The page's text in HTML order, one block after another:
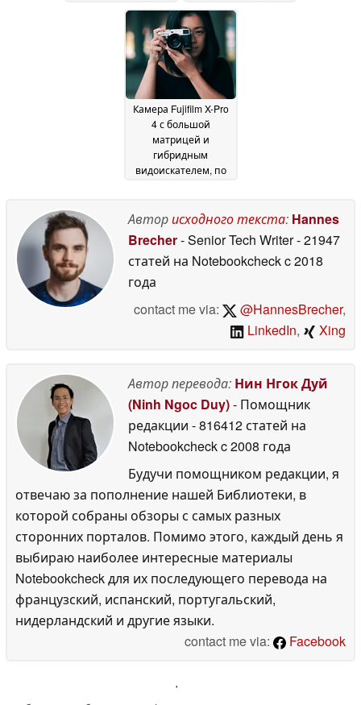
видеосъемки
17 March
2026
17 February 2026
Камера Fujifilm X-Pro
4 с большой
матрицей и
гибридным
видоискателем, по
February 2026
Авторисходного текста: Hannes
Brecher- Senior Tech Writer- 21947
статей на Notebookcheckc 2018
года
contact me via:
@HannesBrecher,
LinkedIn, Xing
Автор перевода: Нин Нгок Дуй
(Ninh Ngoc Duy)- Помощник
редакции - 816412 статей на
Notebookcheckc 2008 года
Будучи помощником редакции, я
отвечаю за пополнение нашей Библиотеки, в
которой собраны обзоры с самых разных
сторонних порталов. Помимо этого, каждый день я
выбираю наиболее интересные материалы
Notebookcheck для их последующего перевода на
французский, испанский, португальский,
нидерландский и другие языки.
contact me via:
Facebook
'